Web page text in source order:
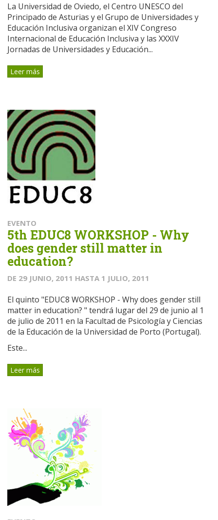
La Universidad de Oviedo, el Centro UNESCO del
Principado de Asturias y el Grupo de Universidades y
Educación Inclusiva organizan el XIV Congreso
Internacional de Educación Inclusiva y las XXXIV
Jornadas de Universidades y Educación...
Leer más
EVENTO
5th EDUC8 WORKSHOP - Why
does gender still matter in
education?
DE 29 JUNIO, 2011 HASTA 1 JULIO, 2011
El quinto "EDUC8 WORKSHOP - Why does gender still
matter in education? " tendrá lugar del 29 de junio al 1
de julio de 2011 en la Facultad de Psicología y Ciencias
de la Educación de la Universidad de Porto (Portugal).
Este...
Leer más